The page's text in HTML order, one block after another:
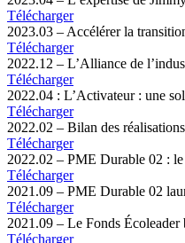
Télécharger
2023.03 – ​Accélérer la
Télécharger
2022.12 – L’Alliance de
Télécharger
2022.04 : L’Activateur : une
Télécharger
2022.02 – Bilan des
Télécharger
2022.02 – PME Durable 02 :
Télécharger
2021.09 – PME Durable 02
Télécharger
2021.09 – Le Fonds
Télécharger